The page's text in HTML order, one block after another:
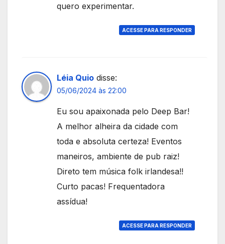
quero experimentar.
ACESSE PARA RESPONDER
Léia Quio disse:
05/06/2024 às 22:00
Eu sou apaixonada pelo Deep Bar!
A melhor alheira da cidade com
toda e absoluta certeza! Eventos
maneiros, ambiente de pub raiz!
Direto tem música folk irlandesa!!
Curto pacas! Frequentadora
assídua!
ACESSE PARA RESPONDER